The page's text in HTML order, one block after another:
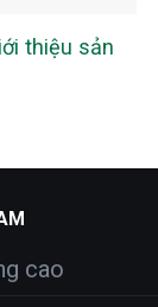
thiệu sản
cao